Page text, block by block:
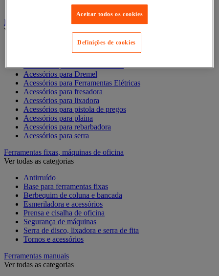
Ferramentas elétricas portáteis sem fios
Ferramentas elétricas portáteis - Acessórios
Ver todas as categorias
Acesórios para berbequim
Acessórios para cortador-lixador
Acessórios para Dremel
Acessórios para Ferramentas Elétricas
Acessórios para fresadora
Acessórios para lixadora
Acessórios para pistola de pregos
Acessórios para plaina
Acessórios para rebarbadora
Acessórios para serra
Ferramentas fixas, máquinas de oficina
Ver todas as categorias
Antirruído
Base para ferramentas fixas
Berbequim de coluna e bancada
Esmeriladora e acessórios
Prensa e cisalha de oficina
Segurança de máquinas
Serra de disco, lixadora e serra de fita
Tornos e acessórios
Ferramentas manuais
Ver todas as categorias
Aceitar todos os cookies
Definições de cookies